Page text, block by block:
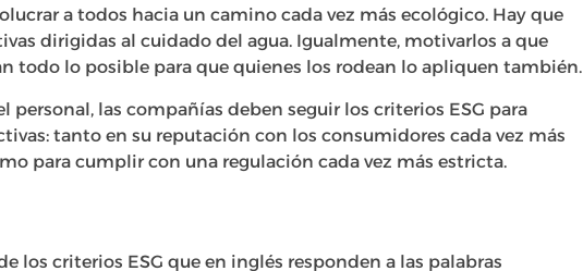
a todos hacia un camino cada vez más ecológico. Hay que
dirigidas al cuidado del agua. Igualmente, motivarlos a que
todo lo posible para que quienes los rodean lo apliquen también.
personal, las compañías deben seguir los criterios ESG para
tanto en su reputación con los consumidores cada vez más
para cumplir con una regulación cada vez más estricta.
los criterios ESG que en inglés responden a las palabras